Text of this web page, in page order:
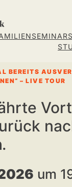
BEREITS
– LIVE TOUR
.
um